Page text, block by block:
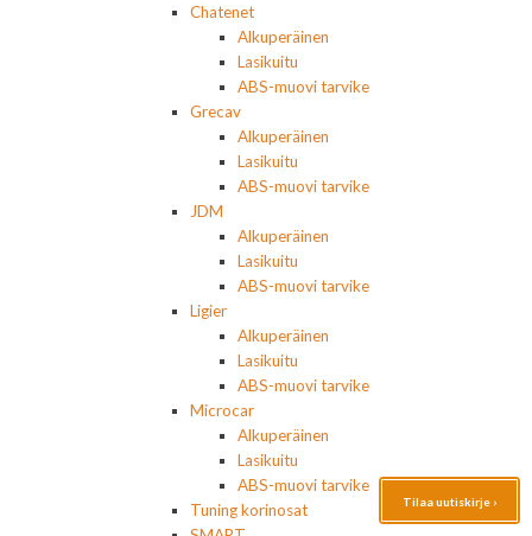
Chatenet
Alkuperäinen
Lasikuitu
ABS-muovi tarvike
Grecav
Alkuperäinen
Lasikuitu
ABS-muovi tarvike
JDM
Alkuperäinen
Lasikuitu
ABS-muovi tarvike
Ligier
Alkuperäinen
Lasikuitu
ABS-muovi tarvike
Microcar
Alkuperäinen
Lasikuitu
ABS-muovi tarvike
Tuning korinosat
Tilaa uutiskirje ›